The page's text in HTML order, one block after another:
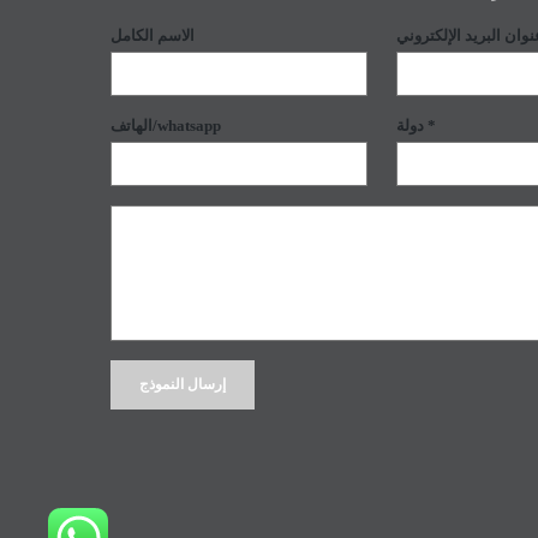
الاسم الكامل
الهاتف/whatsapp دولة *